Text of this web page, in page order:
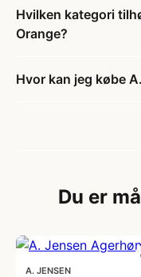
Hvilken kategori
Orange?
Hvor kan jeg købe
Du er
A. JENSEN